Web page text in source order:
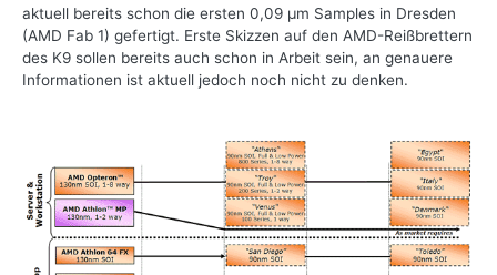
aktuell bereits schon die ersten 0,09 µm Samples in Dresden
(AMD Fab 1) gefertigt. Erste Skizzen auf den AMD-Reißbrettern
des K9 sollen bereits auch schon in Arbeit sein, an genauere
Informationen ist aktuell jedoch noch nicht zu denken.